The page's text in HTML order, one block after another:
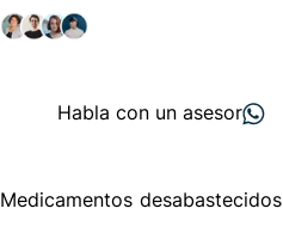
Habla con un asesor
Medicamentos desabastecidos